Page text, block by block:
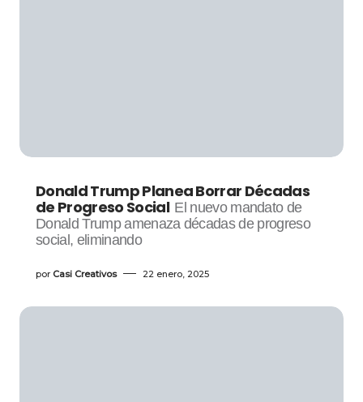
Donald Trump Planea Borrar Décadas
de Progreso Social El nuevo mandato de
Donald Trump amenaza décadas de progreso
social, eliminando
por Casi Creativos 22 enero, 2025